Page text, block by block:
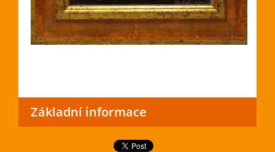
Základní informace